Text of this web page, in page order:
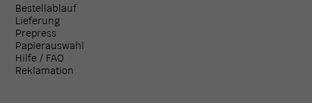
Bestellablauf
Lieferung
Prepress
Papierauswahl
Hilfe / FAQ
Reklamation